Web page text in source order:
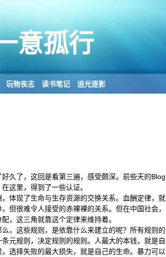
意孤行
玩物丧志 读书笔记 追光逐影
久了，这回是看第三遍，感受颇深。前些天的Blog
这里，得到了一些认证。
体现了生命与生存资源的交换关系。血酬定律，就
但很难令人接受的赤裸裸的关系。但在中国社会，
，这三角就靠这个定律来维持着。
，这些规则，是依靠什么来建立的呢？所有规则的
元规则，决定规则的规则。人最大的本钱，就是自
选择失败的最大损失，就是自己的生命。暴力可以